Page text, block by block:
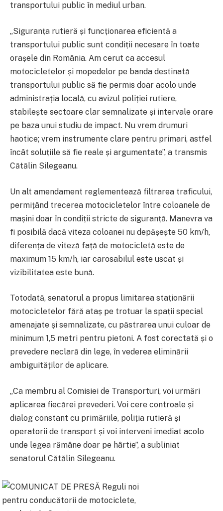
transportului public în mediul urban.
„Siguranța rutieră și funcționarea eficientă a
transportului public sunt condiții necesare în toate
orașele din România. Am cerut ca accesul
motocicletelor și mopedelor pe banda destinată
transportului public să fie permis doar acolo unde
administrația locală, cu avizul poliției rutiere,
stabilește sectoare clar semnalizate și intervale orare
pe baza unui studiu de impact. Nu vrem drumuri
haotice; vrem instrumente clare pentru primari, astfel
încât soluțiile să fie reale și argumentate”, a transmis
Cătălin Silegeanu.
Un alt amendament reglementează filtrarea traficului,
permițând trecerea motocicletelor între coloanele de
mașini doar în condiții stricte de siguranță. Manevra va
fi posibilă dacă viteza coloanei nu depășește 50 km/h,
diferența de viteză față de motocicletă este de
maximum 15 km/h, iar carosabilul este uscat și
vizibilitatea este bună.
Totodată, senatorul a propus limitarea staționării
motocicletelor fără ataș pe trotuar la spații special
amenajate și semnalizate, cu păstrarea unui culoar de
minimum 1,5 metri pentru pietoni. A fost corectată și o
prevedere neclară din lege, în vederea eliminării
ambiguităților de aplicare.
„Ca membru al Comisiei de Transporturi, voi urmări
aplicarea fiecărei prevederi. Voi cere controale și
dialog constant cu primăriile, poliția rutieră și
operatorii de transport și voi interveni imediat acolo
unde legea rămâne doar pe hârtie”, a subliniat
senatorul Cătălin Silegeanu.